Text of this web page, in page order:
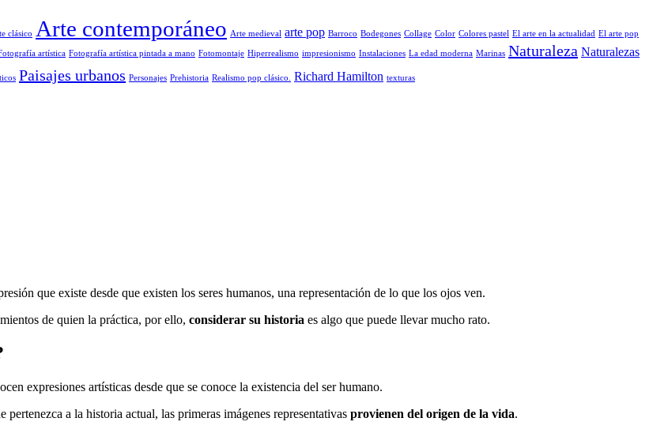
clásico Arte contemporáneo Arte medieval arte pop Barroco Bodegones Collage Color Colores pastel El arte en la actualidad El arte pop
artística Fotografía artística pintada a mano Fotomontaje Hiperrealismo impresionismo Instalaciones La edad moderna Marinas Naturaleza Naturalezas
Paisajes urbanos Personajes Prehistoria Realismo pop clásico. Richard Hamilton texturas
que existe desde que existen los seres humanos, una representación de lo que los ojos ven.
de quien la práctica, por ello, considerar su historia es algo que puede llevar mucho rato.
expresiones artísticas desde que se conoce la existencia del ser humano.
a la historia actual, las primeras imágenes representativas provienen del origen de la vida.